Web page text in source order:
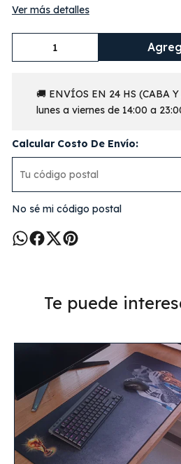
Ver más detalles
🚚 ENVÍOS EN 24 HS (CABA
lunes a viernes de 14:00 a
Calcular Costo De Envío:
No sé mi código postal
Te puede